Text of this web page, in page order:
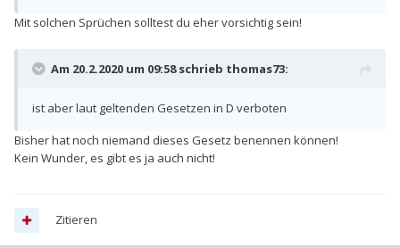
Mit solchen Sprüchen solltest du eher vorsichtig sein!
Am 20.2.2020 um 09:58 schrieb thomas73:
ist aber laut geltenden Gesetzen in D verboten
Bisher hat noch niemand dieses Gesetz benennen können!
Kein Wunder, es gibt es ja auch nicht!
Zitieren